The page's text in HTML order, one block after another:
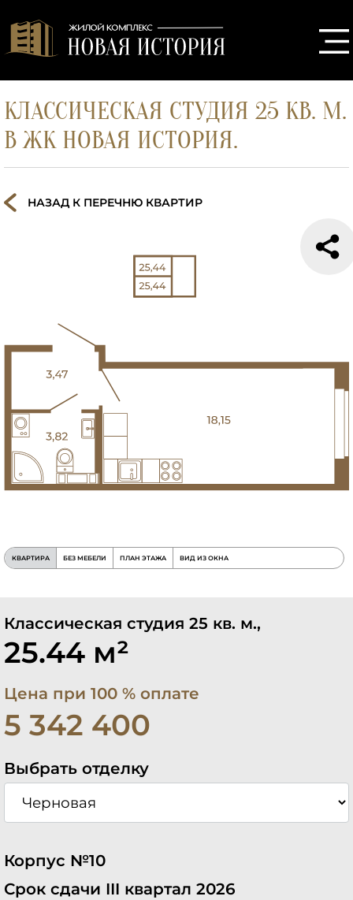
КЛАССИЧЕСКАЯ СТУДИЯ 25 КВ. М.
В ЖК НОВАЯ ИСТОРИЯ.
Классическая студия 25 кв. м.,
25.44 м²
Цена при 100 % оплате
5 342 400
Выбрать отделку
Корпус №10
Срок сдачи III квартал 2026
НАЗАД К ПЕРЕЧНЮ КВАРТИР
КВАРТИРА БЕЗ МЕБЕЛИ ПЛАН ЭТАЖА ВИД ИЗ ОКНА